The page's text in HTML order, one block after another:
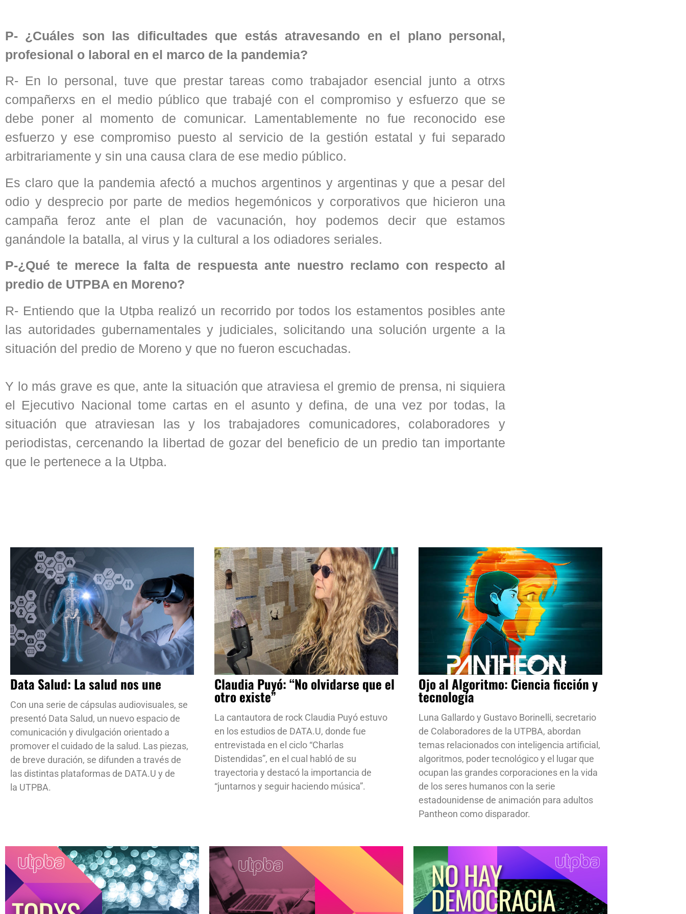
P- ¿Cuáles son las dificultades que estás atravesando en el plano personal,
profesional o laboral en el marco de la pandemia?
R- En lo personal, tuve que prestar tareas como trabajador esencial junto a otrxs
compañerxs en el medio público que trabajé con el compromiso y esfuerzo que se
debe poner al momento de comunicar. Lamentablemente no fue reconocido ese
esfuerzo y ese compromiso puesto al servicio de la gestión estatal y fui separado
arbitrariamente y sin una causa clara de ese medio público.
Es claro que la pandemia afectó a muchos argentinos y argentinas y que a pesar del
odio y desprecio por parte de medios hegemónicos y corporativos que hicieron una
campaña feroz ante el plan de vacunación, hoy podemos decir que estamos
ganándole la batalla, al virus y la cultural a los odiadores seriales.
P-¿Qué te merece la falta de respuesta ante nuestro reclamo con respecto al
predio de UTPBA en Moreno?
R- Entiendo que la Utpba realizó un recorrido por todos los estamentos posibles ante
las autoridades gubernamentales y judiciales, solicitando una solución urgente a la
situación del predio de Moreno y que no fueron escuchadas.
Y lo más grave es que, ante la situación que atraviesa el gremio de prensa, ni siquiera
el Ejecutivo Nacional tome cartas en el asunto y defina, de una vez por todas, la
situación que atraviesan las y los trabajadores comunicadores, colaboradores y
periodistas, cercenando la libertad de gozar del beneficio de un predio tan importante
que le pertenece a la Utpba.
Data Salud: La salud nos une
Con una serie de cápsulas audiovisuales, se
presentó Data Salud, un nuevo espacio de
comunicación y divulgación orientado a
promover el cuidado de la salud. Las piezas,
de breve duración, se difunden a través de
las distintas plataformas de DATA.U y de
la UTPBA.
Claudia Puyó: “No olvidarse que el
otro existe”
La cantautora de rock Claudia Puyó estuvo
en los estudios de DATA.U, donde fue
entrevistada en el ciclo “Charlas
Distendidas”, en el cual habló de su
trayectoria y destacó la importancia de
“juntarnos y seguir haciendo música”.
Ojo al Algoritmo: Ciencia ficción y
tecnología
Luna Gallardo y Gustavo Borinelli, secretario
de Colaboradores de la UTPBA, abordan
temas relacionados con inteligencia artificial,
algoritmos, poder tecnológico y el lugar que
ocupan las grandes corporaciones en la vida
de los seres humanos con la serie
estadounidense de animación para adultos
Pantheon como disparador.